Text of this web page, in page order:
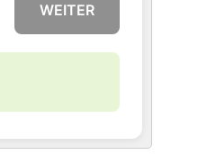
WEITER